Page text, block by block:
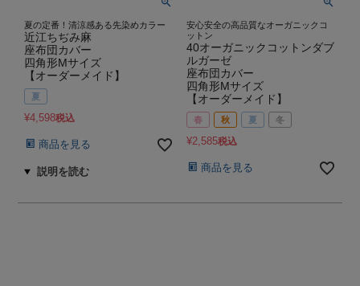
夏の定番！清涼感ある先染めカラー
近江ちぢみ麻
座布団カバー
四角形Mサイズ
【オーダーメイド】
夏
¥4,598税込
商品を見る
安心安全の高品質なオーガニックコ
ットン
40オーガニックコットンダブ
ルガーゼ
座布団カバー
四角形Mサイズ
【オーダーメイド】
春 秋 夏 冬
¥2,585税込
商品を見る